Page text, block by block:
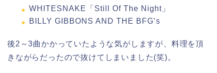
WHITESNAKE「Still Of The Night」
BILLY GIBBONS AND THE BFG’s
後2～3曲かかっていたような気がしますが、料理を頂
きながらだったので抜けてしまいました(笑)。